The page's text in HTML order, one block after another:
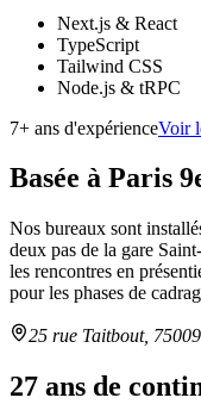
Next.js & React
TypeScript
Tailwind CSS
Node.js & tRPC
7+ ans d'expérienceVoir
Basée à Paris
Nos bureaux sont
deux pas de la gare
les rencontres en
pour les phases de
25 rue Taitbout,
27 ans de